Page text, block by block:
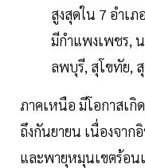
สูงสุดใน 7 อำเ
มีกำแพงเพชร,
ลพบุรี, สุโขทัย,
ภาคเหนือ มีโอกาสเ
ถึงกันยายน เนื่องจาก
และพายุหมุนเขตร้อน